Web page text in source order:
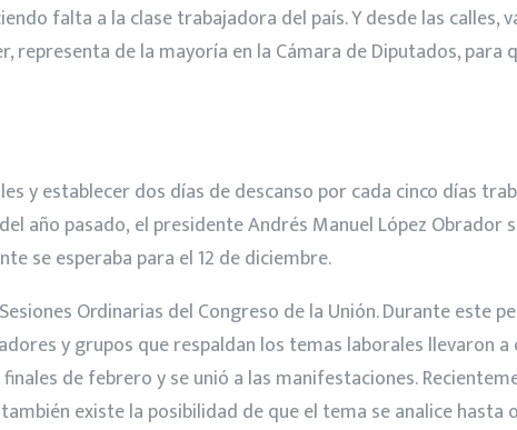
falta a la clase trabajadora del país. Y desde las calles,
de la mayoría en la Cámara de Diputados, para
y establecer dos días de descanso por cada cinco días
año pasado, el presidente Andrés Manuel López Obrador
se esperaba para el 12 de diciembre.
Ordinarias del Congreso de la Unión. Durante este
y grupos que respaldan los temas laborales llevaron
de febrero y se unió a las manifestaciones.
existe la posibilidad de que el tema se analice hasta